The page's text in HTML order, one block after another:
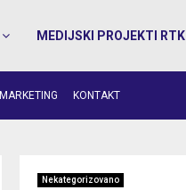
MEDIJSKI PROJEKTI RTK
MARKETING KONTAKT
Nekategorizovano